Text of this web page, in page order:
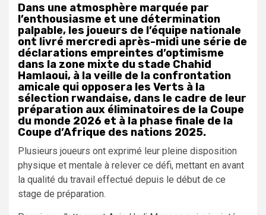
Dans une atmosphère marquée par
l’enthousiasme et une détermination
palpable, les joueurs de l’équipe nationale
ont livré mercredi après-midi une série de
déclarations empreintes d’optimisme
dans la zone mixte du stade Chahid
Hamlaoui, à la veille de la confrontation
amicale qui opposera les Verts à la
sélection rwandaise, dans le cadre de leur
préparation aux éliminatoires de la Coupe
du monde 2026 et à la phase finale de la
Coupe d’Afrique des nations 2025.
Plusieurs joueurs ont exprimé leur pleine disposition
physique et mentale à relever ce défi, mettant en avant
la qualité du travail effectué depuis le début de ce
stage de préparation.